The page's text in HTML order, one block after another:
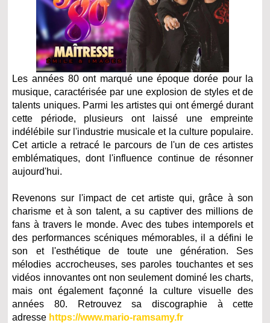
Les années 80 ont marqué une époque dorée pour la
musique, caractérisée par une explosion de styles et de
talents uniques. Parmi les artistes qui ont émergé durant
cette période, plusieurs ont laissé une empreinte
indélébile sur l'industrie musicale et la culture populaire.
Cet article a retracé le parcours de l'un de ces artistes
emblématiques, dont l'influence continue de résonner
aujourd'hui.
Revenons sur l'impact de cet artiste qui, grâce à son
charisme et à son talent, a su captiver des millions de
fans à travers le monde. Avec des tubes intemporels et
des performances scéniques mémorables, il a défini le
son et l'esthétique de toute une génération. Ses
mélodies accrocheuses, ses paroles touchantes et ses
vidéos innovantes ont non seulement dominé les charts,
mais ont également façonné la culture visuelle des
années 80. Retrouvez sa discographie à cette
adresse https://www.mario-ramsamy.fr